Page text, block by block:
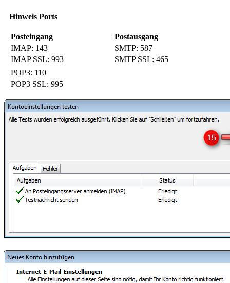
Hinweis Ports
Posteingang
Postausgang
IMAP: 143
SMTP: 587
IMAP SSL: 993
SMTP SSL: 465
POP3: 110
POP3 SSL: 995